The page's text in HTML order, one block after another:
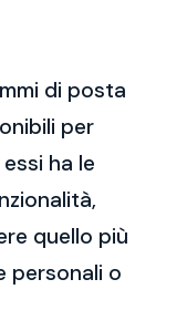
di posta
per
ha le
quello più
personali o